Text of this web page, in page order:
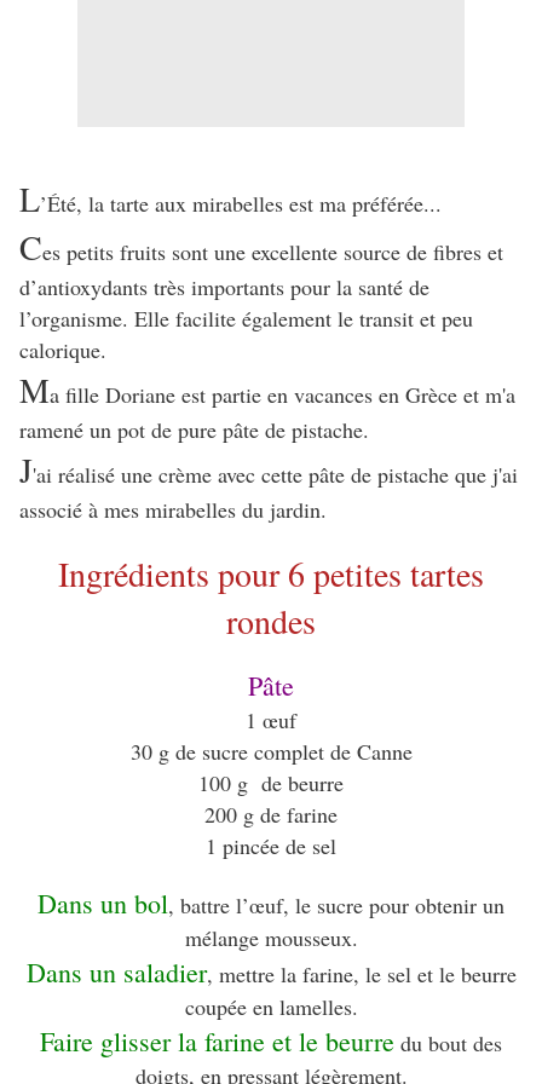
L’Été, la tarte aux mirabelles est ma préférée...
Ces petits fruits sont une excellente source de fibres et
d’antioxydants très importants pour la santé de
l’organisme. Elle facilite également le transit et peu
calorique.
Ma fille Doriane est partie en vacances en Grèce et m'a
ramené un pot de pure pâte de pistache.
J'ai réalisé une crème avec cette pâte de pistache que j'ai
associé à mes mirabelles du jardin.
Ingrédients pour 6 petites tartes
rondes
Pâte
1 œuf
30 g de sucre complet de Canne
100 g de beurre
200 g de farine
1 pincée de sel
Dans un bol, battre l’œuf, le sucre pour obtenir un
mélange mousseux.
Dans un saladier, mettre la farine, le sel et le beurre
coupée en lamelles.
Faire glisser la farine et le beurre du bout des
doigts, en pressant légèrement.